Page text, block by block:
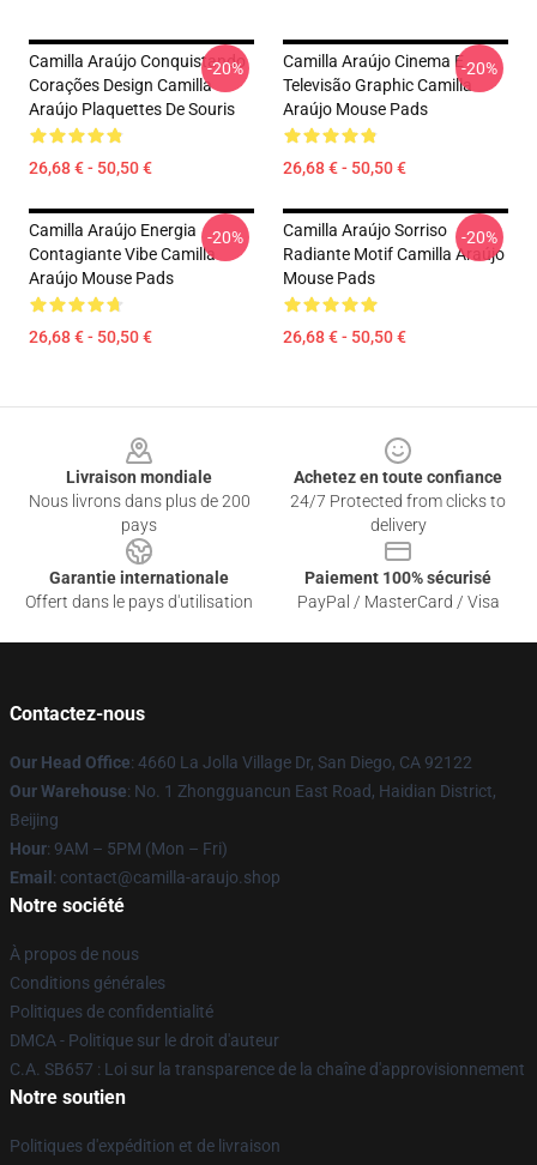
Camilla Araújo Conquistando
Corações Design Camilla
Araújo Plaquettes De Souris
26,68 € - 50,50 €
-20%
Camilla Araújo Cinema E
Televisão Graphic Camilla
Araújo Mouse Pads
26,68 € - 50,50 €
-20%
Camilla Araújo Energia
Contagiante Vibe Camilla
Araújo Mouse Pads
26,68 € - 50,50 €
-20%
Camilla Araújo Sorriso
Radiante Motif Camilla Araújo
Mouse Pads
26,68 € - 50,50 €
-20%
Livraison mondiale
Nous livrons dans plus de 200
pays
Achetez en toute confiance
24/7 Protected from clicks to
delivery
Garantie internationale
Offert dans le pays d'utilisation
Paiement 100% sécurisé
PayPal / MasterCard / Visa
Contactez-nous
Our Head Office: 4660 La Jolla Village Dr, San Diego, CA 92122
Our Warehouse: No. 1 Zhongguancun East Road, Haidian District,
Beijing
Hour: 9AM – 5PM (Mon – Fri)
Email: contact@camilla-araujo.shop
Notre société
À propos de nous
Conditions générales
Politiques de confidentialité
DMCA - Politique sur le droit d'auteur
C.A. SB657 : Loi sur la transparence de la chaîne d'approvisionnement
Notre soutien
Politiques d'expédition et de livraison